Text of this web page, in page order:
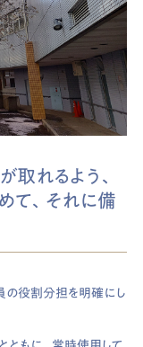
れるよう、
て、それに備
の役割分担を明確にし